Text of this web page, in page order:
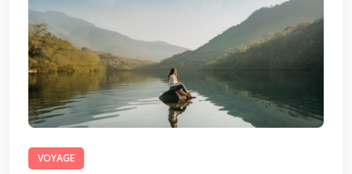
VOYAGE